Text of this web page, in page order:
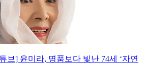
브] 윤미라, 명품보다 빛난 74세 ‘자연